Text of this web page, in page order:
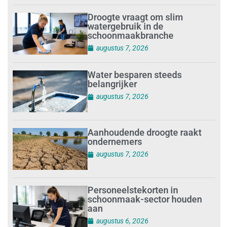
Droogte vraagt om slim
watergebruik in de
schoonmaakbranche
augustus 7, 2026
Water besparen steeds
belangrijker
augustus 7, 2026
Aanhoudende droogte raakt
ondernemers
augustus 7, 2026
Personeelstekorten in
schoonmaak-sector houden
aan
augustus 6, 2026